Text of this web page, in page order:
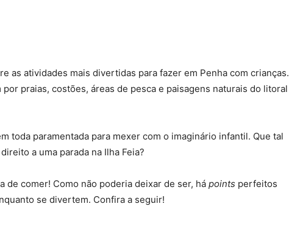
as atividades mais divertidas para fazer em Penha com crianças.
praias, costões, áreas de pesca e paisagens naturais do litoral
toda paramentada para mexer com o imaginário infantil. Que tal
a uma parada na Ilha Feia?
de comer! Como não poderia deixar de ser, há points perfeitos
se divertem. Confira a seguir!